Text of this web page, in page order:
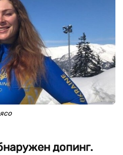
допинг.